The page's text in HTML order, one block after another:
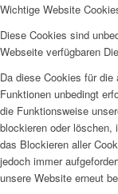
Wichtige Website
Diese Cookies sind
Webseite verfügbaren
Da diese Cookies für
Funktionen unbedingt
die Funktionsweise
blockieren oder löschen,
das Blockieren aller
jedoch immer
unsere Website erneut